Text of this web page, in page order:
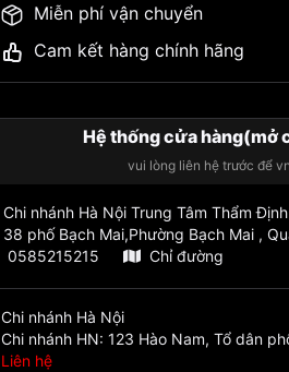
Miễn phí vận chuyển
Cam kết hàng chính hãng
Hệ thống cửa
vui lòng liên hệ trước để
Chi nhánh Hà Nội Trung Tâm Thẩm
38 phố Bạch Mai,Phường Bạch Mai ,
0585215215
Chỉ đường
Chi nhánh Hà Nội
Chi nhánh HN: 123 Hào Nam, Tổ dân
Liên hệ